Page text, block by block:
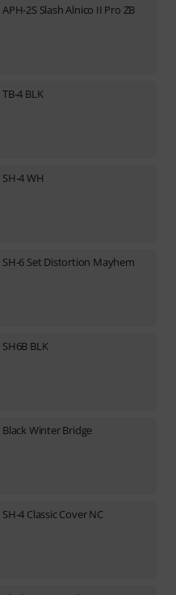
APH-2S Slash Alnico II Pro ZB
TB-4 BLK
SH-4 WH
SH-6 Set Distortion Mayhem
SH6B BLK
Black Winter Bridge
SH-4 Classic Cover NC